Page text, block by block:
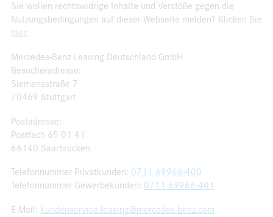
Sie wollen rechtswidrige Inhalte und Verstöße gegen die
Nutzungsbedingungen auf dieser Webseite melden? Klicken Sie
hier.
Mercedes-Benz Leasing Deutschland GmbH
Besucheradresse:
Siemensstraße 7
70469 Stuttgart
Postadresse:
Postfach 65 01 41
66140 Saarbrücken
Telefonnummer Privatkunden: 0711 69966-400
Telefonnummer Gewerbekunden: 0711 69966-401
E-Mail: kundenservice-leasing@mercedes-benz.com